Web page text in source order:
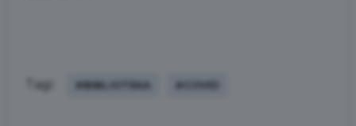
Tagi: #BIBLIOTEKA #COVID